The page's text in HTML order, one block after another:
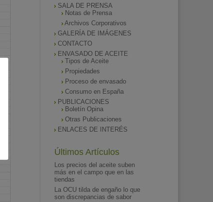
SALA DE PRENSA
Notas de Prensa
Archivos Corporativos
GALERÍA DE IMÁGENES
CONTACTO
ENVASADO DE ACEITE
Tipos de Aceite
Propiedades
Proceso de envasado
Consumo en España
PUBLICACIONES
Boletín Opina
Otras Publicaciones
ENLACES DE INTERÉS
Últimos Artículos
Los precios del aceite suben
más en el campo que en las
tiendas
La OCU tilda de engaño lo que
son discrepancias de sabor